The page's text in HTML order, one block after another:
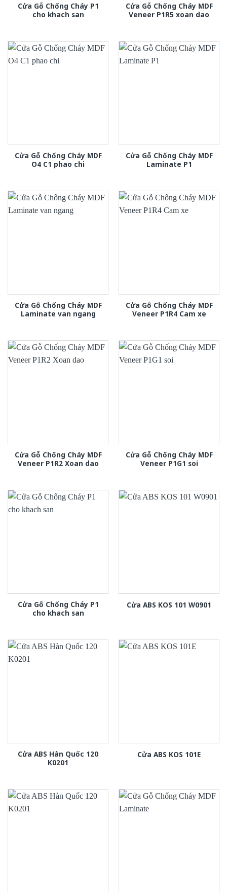
Cửa Gỗ Chống Cháy P1
cho khach san
Cửa Gỗ Chống Cháy MDF
Veneer P1R5 xoan dao
Cửa Gỗ Chống Cháy MDF
O4 C1 phao chi
Cửa Gỗ Chống Cháy MDF
Laminate P1
Cửa Gỗ Chống Cháy MDF
Laminate van ngang
Cửa Gỗ Chống Cháy MDF
Veneer P1R4 Cam xe
Cửa Gỗ Chống Cháy MDF
Veneer P1R2 Xoan dao
Cửa Gỗ Chống Cháy MDF
Veneer P1G1 soi
Cửa Gỗ Chống Cháy P1
cho khach san
Cửa ABS KOS 101 W0901
Cửa ABS Hàn Quốc 120
K0201
Cửa ABS KOS 101E